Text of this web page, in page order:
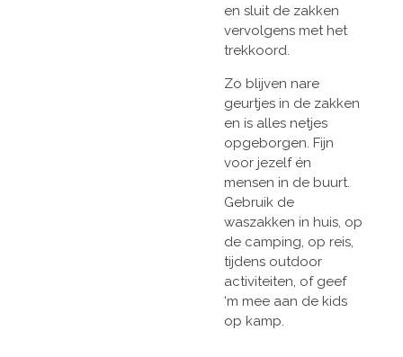
en sluit de zakken
vervolgens met het
trekkoord.
Zo blijven nare
geurtjes in de zakken
en is alles netjes
opgeborgen. Fijn
voor jezelf én
mensen in de buurt.
Gebruik de
waszakken in huis, op
de camping, op reis,
tijdens outdoor
activiteiten, of geef
‘m mee aan de kids
op kamp.